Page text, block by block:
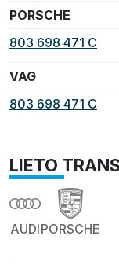
PORSCHE
803 698 471 C
VAG
803 698 471 C
LIETO
AUDIPORSCHE